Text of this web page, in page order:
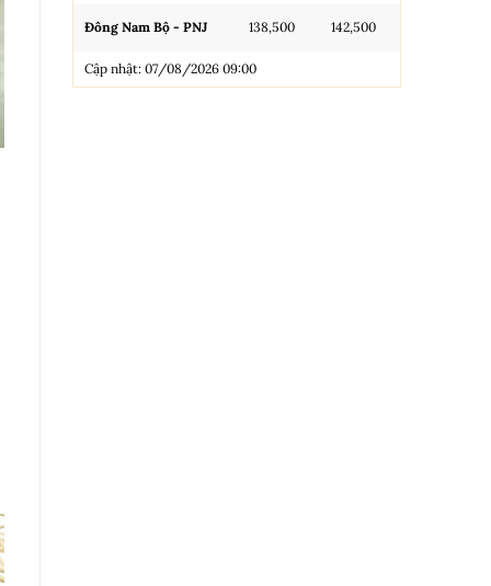
Đông Nam Bộ - PNJ 138,500 142,500
Cập nhật: 07/08/2026 09:00